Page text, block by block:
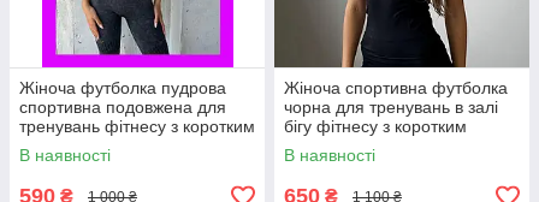
Жіноча футболка пудрова
спортивна подовжена для
тренувань фітнесу з коротким
рукавом якісна
В наявності
590 ₴ 1 000 ₴
Жіноча спортивна футболка
чорна для тренувань в залі
бігу фітнесу з коротким
рукавом облягаюча
В наявності
650 ₴ 1 100 ₴